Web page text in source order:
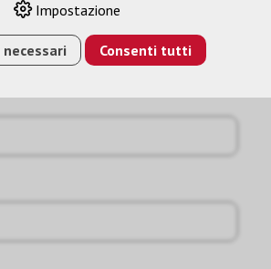
Impostazione
necessari Consenti tutti